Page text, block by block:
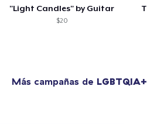
"Light Candles" by Guitar
$20
Más campañas de LGBTQIA+